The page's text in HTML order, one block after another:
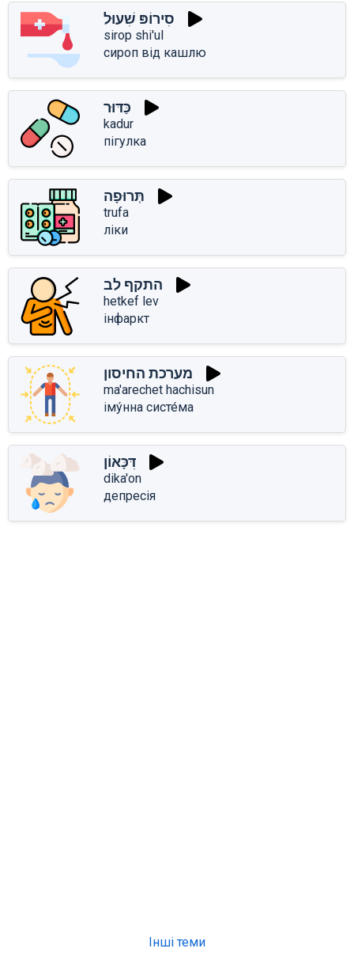
סִירוֹפּ שִׁעוּל
sirop shi'ul
сироп від кашлю
כַּדּוּר
kadur
пігулка
תְּרוּפָה
trufa
ліки
התקף לב
hetkef lev
інфаркт
מערכת החיסון
ma'arechet hachisun
іму́нна систе́ма
דִּכָּאוֹן
dika'on
депресія
Інші теми